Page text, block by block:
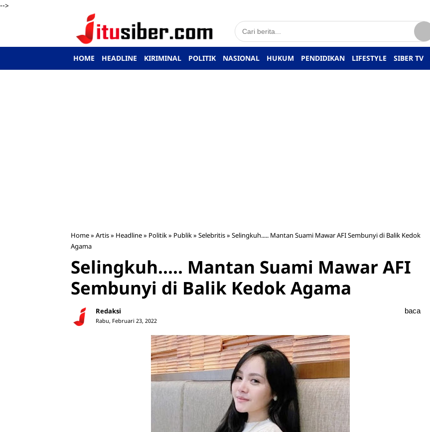
-->
HOME HEADLINE KIRIMINAL POLITIK NASIONAL HUKUM PENDIDIKAN LIFESTYLE SIBER TV
Home» Artis» Headline» Politik» Publik» Selebritis» Selingkuh..... Mantan Suami Mawar AFI Sembunyi di Balik Kedok
Agama
Selingkuh..... Mantan Suami Mawar AFI
Sembunyi di Balik Kedok Agama
Redaksi
Rabu, Februari 23, 2022
baca